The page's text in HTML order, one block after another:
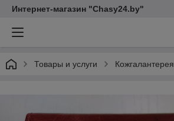
Интернет-магазин "Chasy24.by"
Товары и услуги Кожгалантерея